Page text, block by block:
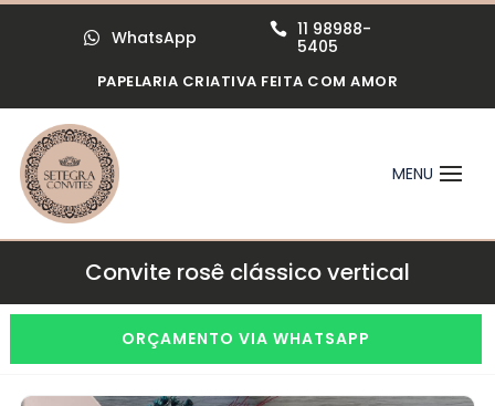
 WhatsApp 
11 98988-
5405
PAPELARIA CRIATIVA FEITA COM AMOR
Convite rosê clássico vertical
ORÇAMENTO VIA WHATSAPP